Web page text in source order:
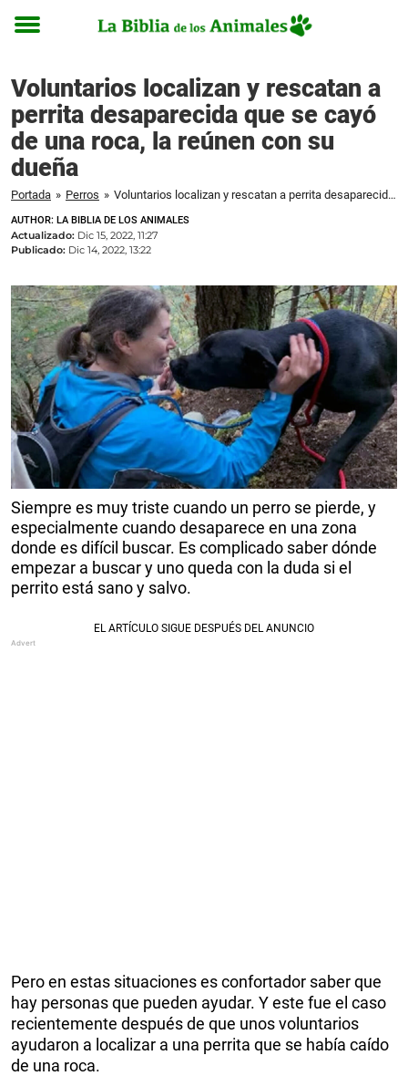
Toggle
Voluntarios localizan y rescatan a
perrita desaparecida que se cayó
de una roca, la reúnen con su
dueña
Portada » Perros » Voluntarios localizan y rescatan a perrita desaparecida que se cayó de una roca, la reúnen con su dueña
AUTHOR: LA BIBLIA DE LOS ANIMALES
Actualizado: Dic 15, 2022, 11:27
Publicado: Dic 14, 2022, 13:22
Siempre es muy triste cuando un perro se pierde, y
especialmente cuando desaparece en una zona
donde es difícil buscar. Es complicado saber dónde
empezar a buscar y uno queda con la duda si el
perrito está sano y salvo.
Pero en estas situaciones es confortador saber que
hay personas que pueden ayudar. Y este fue el caso
recientemente después de que unos voluntarios
ayudaron a localizar a una perrita que se había caído
de una roca.